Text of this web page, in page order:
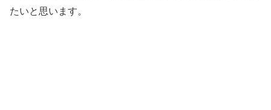
たいと思います。